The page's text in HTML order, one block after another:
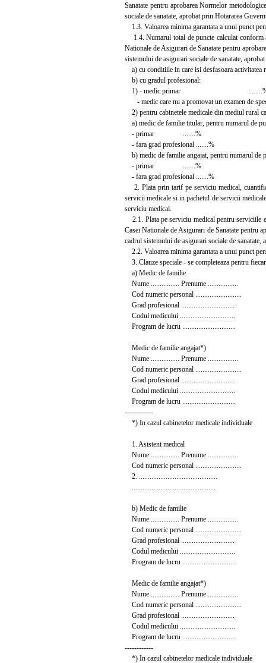
Sanatate pentru aprobarea Normelor
sociale de sanatate, aprobat prin Hotararea
1.3. Valoarea minima garantata a unui punct
1.4. Numarul total de puncte calculat conform
Nationale de Asigurari de Sanatate pentru
sistemului de asigurari sociale de sanatate,
a) cu conditiile in care isi desfasoara activitatea
b) cu gradul profesional:
1) - medic primar
- medic care nu a promovat un examen de
2) pentru cabinetele medicale din mediul rural
a) medic de familie titular, pentru numarul de
- primar .......%
- fara grad profesional .......%
b) medic de familie angajat, pentru numarul de
- primar .......%
- fara grad profesional .......%
2. Plata prin tarif pe serviciu medical,
servicii medicale si in pachetul de servicii
serviciu medical.
2.1. Plata pe serviciu medical pentru serviciile
Casei Nationale de Asigurari de Sanatate pentru
cadrul sistemului de asigurari sociale de
2.2. Valoarea minima garantata a unui punct
3. Clauze speciale - se completeaza pentru
a) Medic de familie
Nume ................ Prenume .................
Cod numeric personal ..........................
Grad profesional ..............................
Codul medicului ...............................
Program de lucru ..............................
Medic de familie angajat*)
Nume ................ Prenume .................
Cod numeric personal ..........................
Grad profesional ..............................
Codul medicului ...............................
Program de lucru ..............................
------------
*) In cazul cabinetelor medicale individuale
1. Asistent medical
Nume ................ Prenume .................
Cod numeric personal ..........................
2. ............................................
b) Medic de familie
Nume ................ Prenume .................
Cod numeric personal ..........................
Grad profesional ..............................
Codul medicului ...............................
Program de lucru ..............................
Medic de familie angajat*)
Nume ................ Prenume .................
Cod numeric personal ..........................
Grad profesional ..............................
Codul medicului ...............................
Program de lucru ..............................
------------
*) In cazul cabinetelor medicale individuale